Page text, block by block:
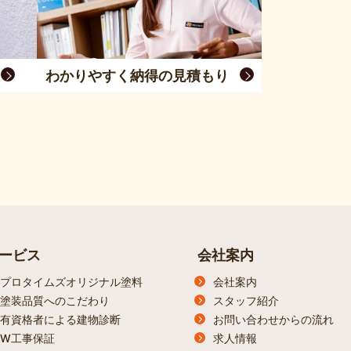
わかりやすく納得の見積もり
ビス
プロタイムズオリジナル塗料
塗装品質へのこだわり
有資格者による建物診断
W工事保証
会社案内
会社案内
スタッフ紹介
お問い合わせからの流れ
求人情報